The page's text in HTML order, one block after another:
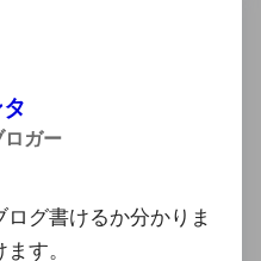
ロガー
グ書けるか分かりま
す。